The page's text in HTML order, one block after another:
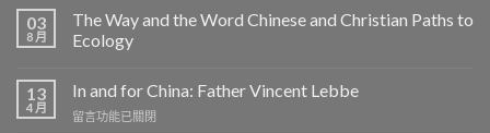
03
8 月
The Way and the Word Chinese and Christian Paths to
Ecology
13
4 月
In and for China: Father Vincent Lebbe
在
留言功能已關閉